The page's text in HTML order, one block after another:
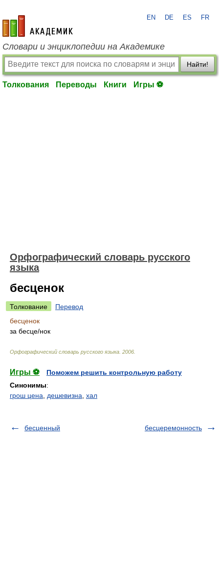
academic.ru
EN DE ES FR
Словари и энциклопедии на Академике
Найти!
Толкования Переводы Книги Игры ⚽
Орфографический словарь русского
языка
бесценок
Толкование
Перевод
бесценок
за бесце/нок
Орфографический словарь русского языка 2006
Игры ⚽
Поможем решить контрольную работу
Синонимы:
грош цена
дешевизна хал
бесценный бесцеремонность